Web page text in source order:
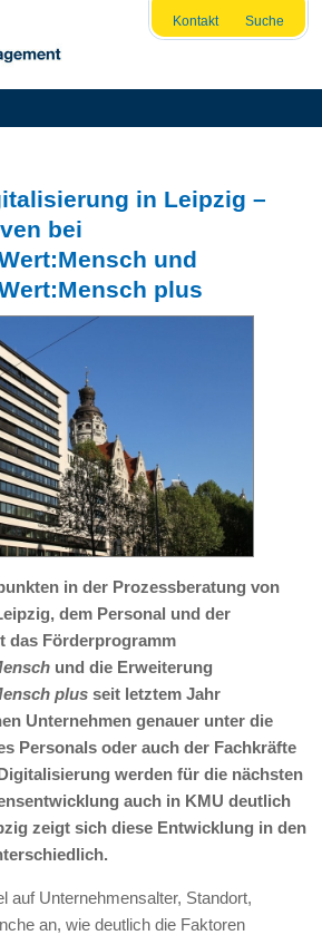
Kontakt Suche
in Leipzig –
bei
und
plus
in der Prozessberatung von
dem Personal und der
das Förderprogramm
und die Erweiterung
plusseit letztem Jahr
Unternehmen genauer unter die
Personals oder auch der Fachkräfte
werden für die nächsten
auch in KMU deutlich
zeigt sich diese Entwicklung in den
auf Unternehmensalter, Standort,
an, wie deutlich die Faktoren